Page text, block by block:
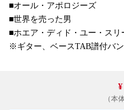
■オール・アポロジーズ
■世界を売った男
■ホエア・ディド・ユー・スリ
※ギター、ベースTAB譜付バ
（本